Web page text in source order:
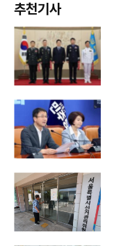
추천기사